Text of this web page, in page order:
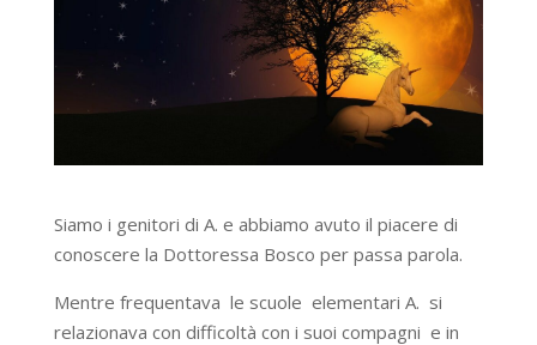
Siamo i genitori di A. e abbiamo avuto il piacere di
conoscere la Dottoressa Bosco per passa parola.
Mentre frequentava le scuole elementari A. si
relazionava con difficoltà con i suoi compagni e in